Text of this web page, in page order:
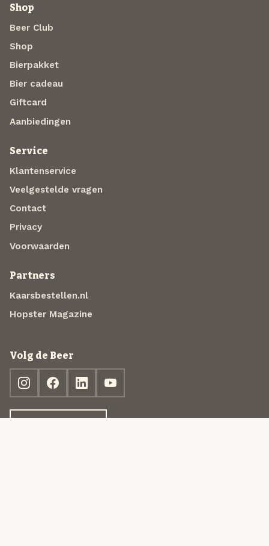
Shop
Beer Club
Shop
Bierpakket
Bier cadeau
Giftcard
Aanbiedingen
Service
Klantenservice
Veelgestelde vragen
Contact
Privacy
Voorwaarden
Partners
Kaarsbestellen.nl
Hopster Magazine
Volg de Beer